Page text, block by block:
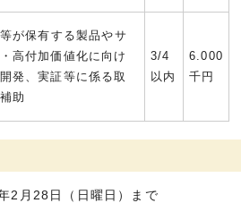
が保有する製品やサ
高付加価値化に向け
発、実証等に係る取
助
3/4
以内
6.000
千円
2月28日（日曜日）まで